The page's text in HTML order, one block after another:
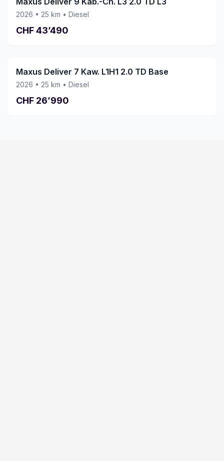
2026 • 25 km • Diesel
CHF43’490
Maxus Deliver 7 Kaw. L1H1 2.0 TD Base
2026 • 25 km • Diesel
CHF 26’990